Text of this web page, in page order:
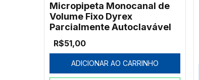
Micropipeta Monocanal de
Volume Fixo Dyrex
Parcialmente Autoclavável
R$51,00
ADICIONAR AO CARRINHO